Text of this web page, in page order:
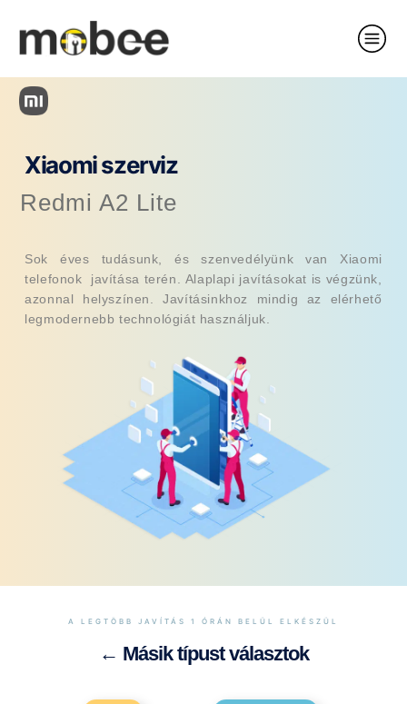
Xiaomi szerviz
Redmi A2 Lite
Sok éves tudásunk, és szenvedélyünk van Xiaomi
telefonok javítása terén. Alaplapi javításokat is végzünk,
azonnal helyszínen. Javításinkhoz mindig az elérhető
legmodernebb technológiát használjuk.
A LEGTÖBB JAVÍTÁS 1 ÓRÁN BELÜL ELKÉSZÜL
← Másik típust választok